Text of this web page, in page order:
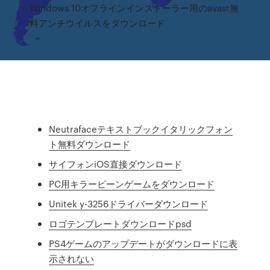
Windows 10オフラインインストーラー用のavast無
料アンチウイルスをダウンロード
Neutrafaceテキストブックイタリックフォン
ト無料ダウンロード
サイフォンiOS直接ダウンロード
PC用キラービーンゲームをダウンロード
Unitek y-3256ドライバーダウンロード
ロゴテンプレートダウンロードpsd
PS4ゲームのアップデートがダウンロードに表
示されない